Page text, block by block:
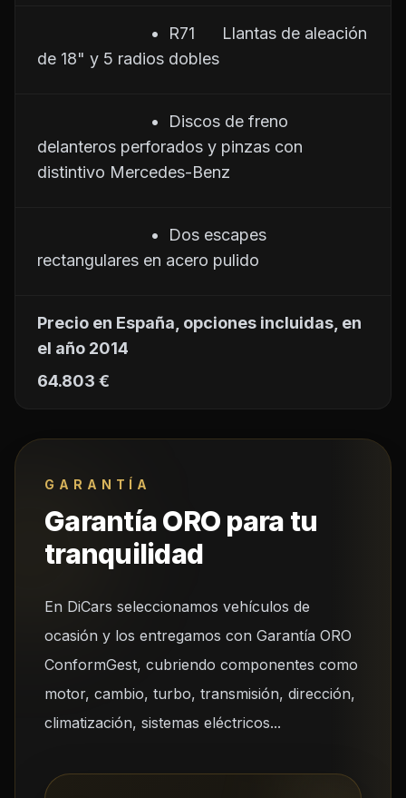
•  R71      Llantas de aleación
de 18" y 5 radios dobles
•  Discos de freno
delanteros perforados y pinzas con
distintivo Mercedes-Benz
•  Dos escapes
rectangulares en acero pulido
Precio en España, opciones incluidas, en
el año 2014
64.803 €
GARANTÍA
Garantía ORO para tu
tranquilidad
En DiCars seleccionamos vehículos de
ocasión y los entregamos con Garantía ORO
ConformGest, cubriendo componentes como
motor, cambio, turbo, transmisión, dirección,
climatización, sistemas eléctricos...